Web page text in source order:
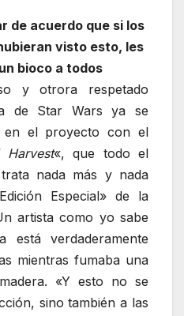
de acuerdo que si los
visto esto, les
bioco a todos
y otrora respetado
de Star Wars ya se
en el proyecto con el
Harvest«, que todo el
nada más y nada
Especial» de la
artista como yo sabe
verdaderamente
mientras fumaba una
«Y esto no se
sino también a las